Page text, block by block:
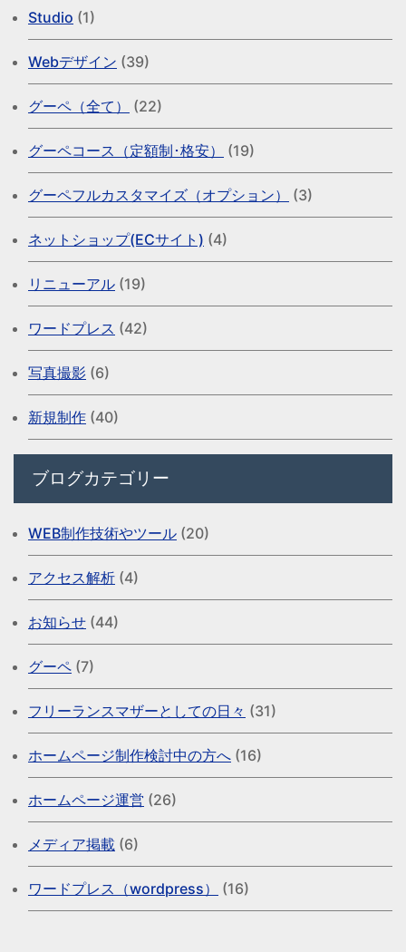
Studio (1)
Webデザイン (39)
グーペ（全て） (22)
グーペコース（定額制･格安） (19)
グーペフルカスタマイズ（オプション） (3)
ネットショップ(ECサイト) (4)
リニューアル (19)
ワードプレス (42)
写真撮影 (6)
新規制作 (40)
ブログカテゴリー
WEB制作技術やツール (20)
アクセス解析 (4)
お知らせ (44)
グーペ (7)
フリーランスマザーとしての日々 (31)
ホームページ制作検討中の方へ (16)
ホームページ運営 (26)
メディア掲載 (6)
ワードプレス（wordpress） (16)